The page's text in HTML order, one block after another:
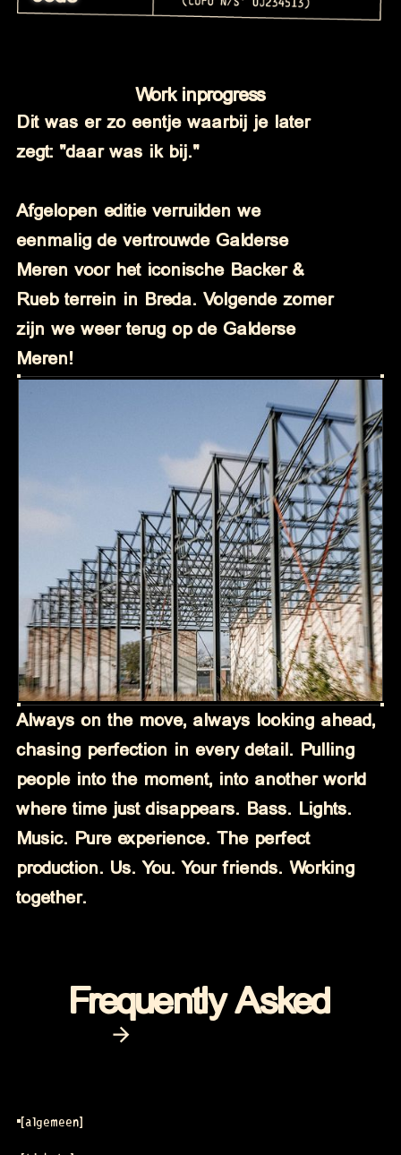
Work inprogress
progress
Dit was er zo eentje waarbij je later
zegt: "daar was ik bij."
Afgelopen editie verruilden we
eenmalig de vertrouwde Galderse
Meren voor het iconische Backer &
Rueb terrein in Breda. Volgende zomer
zijn we weer terug op de Galderse
Meren!
Always on the move, always looking ahead,
chasing perfection in every detail. Pulling
people into the moment, into another world
where time just disappears. Bass. Lights.
Music. Pure experience. The perfect
production. Us. You. Your friends. Working
together.
Frequently Asked
arrow_forward
[algemeen]